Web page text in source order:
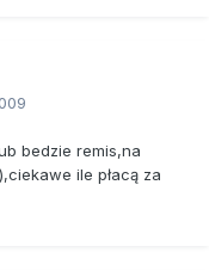
bedzie remis,na
ile płacą za